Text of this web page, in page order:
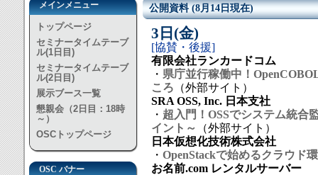
メインメニュー
トップページ
セミナータイムテーブ
ル(1日目)
セミナータイムテーブ
ル(2日目)
展示ブース一覧
懇親会（2日目：18時
～）
OSCトップページ
OSC バナー
公開資料 (8月14日現在)
3日(金)
[協賛・後援]
有限会社ランカードコム
・ 県庁並行稼働中！
ころ （外部サイト）
SRA OSS, Inc. 日本支社
・ 超入門！OSSでシステム統合
イント～
（外部サイト）
日本仮想化技術株式会社
・ OpenStackで始めるクラウド
お名前.com レンタルサーバー